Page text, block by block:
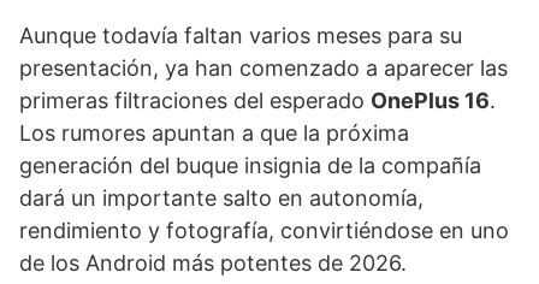
Aunque todavía faltan varios meses para su
presentación, ya han comenzado a aparecer las
primeras filtraciones del esperado OnePlus 16.
Los rumores apuntan a que la próxima
generación del buque insignia de la compañía
dará un importante salto en autonomía,
rendimiento y fotografía, convirtiéndose en uno
de los Android más potentes de 2026.